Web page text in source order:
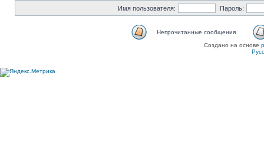
Имя пользователя: Пароль:
Непрочитанные сообщения
Создано на основе